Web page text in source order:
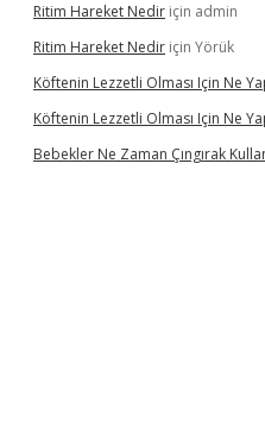
Ritim Hareket Nedir için admin
Ritim Hareket Nedir için Yörük
Köftenin Lezzetli Olması Için Ne
Köftenin Lezzetli Olması Için Ne
Bebekler Ne Zaman Çıngırak